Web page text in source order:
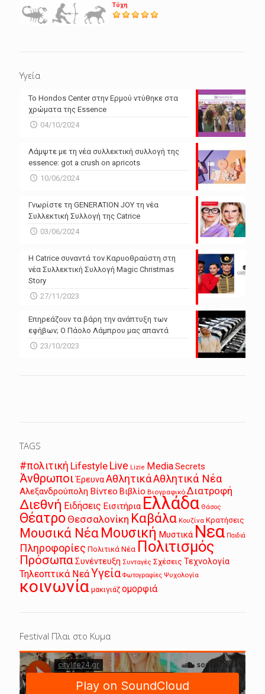
Τύχη
Υγεία
Το Hondos Center στην Ερμού ντύθηκε στα
χρώματα της Essence
04/10/2024
Λάμψτε με τη νέα συλλεκτική συλλογή της
essence: got a crush on apricots
10/06/2024
Γνωρίστε τη GENERATION JOY τη νέα
Συλλεκτική Συλλογή της Catrice
03/06/2024
Η Catrice συναντά τον Καρυοθραύστη στη
νέα Συλλεκτική Συλλογή Magic Christmas
Story
27/11/2023
Επηρεάζουν τα βάρη την ανάπτυξη των
εφήβων; Ο Πάολο Λάμπρου μας απαντά
23/10/2023
TAGS
#πολιτική Lifestyle Live Lizie MediaSecrets
Άνθρωποι ΈρευναΑθλητικάΑθλητικά Νέα
Αλεξανδρούπολη Βίντεο Βιβλίο Βιογραφικό Διατροφή
Διεθνή Ειδήσεις Εισιτήρια Ελλάδα Θάσος
Θέατρο Θεσσαλονίκη Καβάλα Κουζίνα Κρατήσεις
Μουσικά Νέα Μουσική Μυστικά Νεα Παιδιά
Πληροφορίες Πολιτικά Νέα Πολιτισμός
ΠρόσωπαΣυνέντευξη Συνταγές Σχέσεις Τεχνολογία
Τηλεοπτικά ΝεάΥγεία Φωτογραφίες Ψυχολογία
κοινωνία μακιγιάζ ομορφιά
Festival Πλαι στο Κυμα